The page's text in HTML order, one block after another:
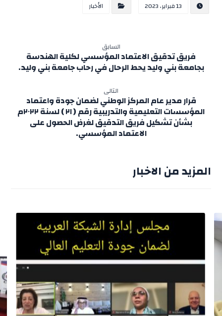
13 فبراير، 2023 الأخبار
السابق
فريق تدقيق الاعتماد المؤسسي لكلية الهندسة
بجامعة بني وليد يحط الرحال في رحاب جامعة بني وليد.
التالى
قرار مدير عام المركز الوطني لضمان جودة واعتماد
المؤسسات التعليمية والتدريبية رقم ( ٢١ ) لسنة ٢٠٢٢م
بشأن تشكيل فريق التدقيق لغرض الحصول على
الاعتماد المؤسسي.
المزيد من الاخبار